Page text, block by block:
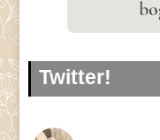
Twitter!